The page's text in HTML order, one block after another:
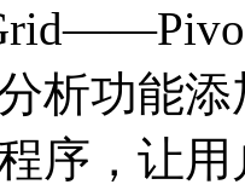
析功能
序，让